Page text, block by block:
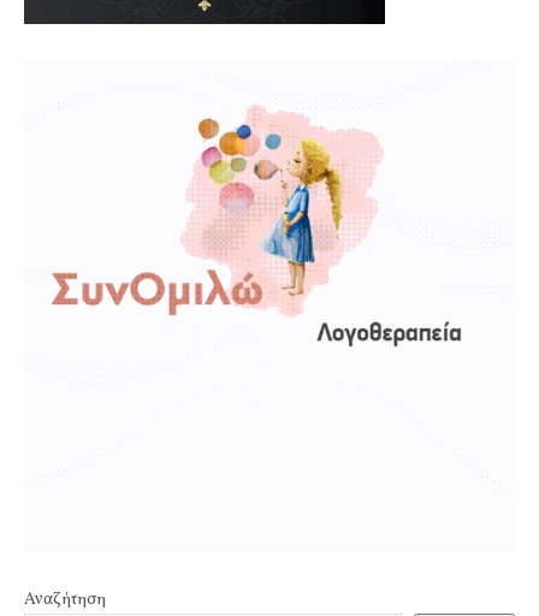
Αναζήτηση